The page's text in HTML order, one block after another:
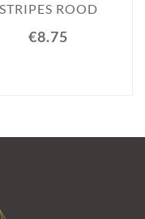
STRIPES ROOD
€8.75